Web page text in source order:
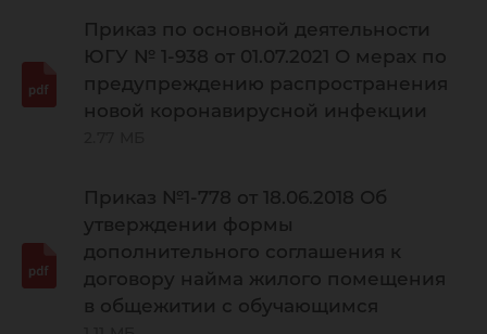
Приказ по основной деятельности
ЮГУ № 1-938 от 01.07.2021 О мерах по
предупреждению распространения
новой коронавирусной инфекции
Приказ №1-778 от 18.06.2018 Об
утверждении формы
дополнительного соглашения к
договору найма жилого помещения
в общежитии с обучающимся